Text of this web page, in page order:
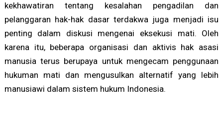
kekhawatiran tentang kesalahan pengadilan dan
pelanggaran hak-hak dasar terdakwa juga menjadi isu
penting dalam diskusi mengenai eksekusi mati. Oleh
karena itu, beberapa organisasi dan aktivis hak asasi
manusia terus berupaya untuk mengecam penggunaan
hukuman mati dan mengusulkan alternatif yang lebih
manusiawi dalam sistem hukum Indonesia.